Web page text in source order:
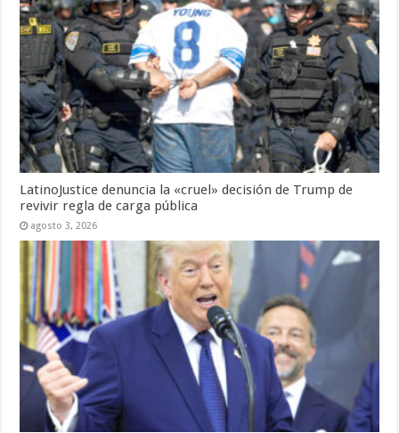
LatinoJustice denuncia la «cruel» decisión de Trump de
revivir regla de carga pública
agosto 3, 2026